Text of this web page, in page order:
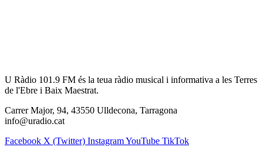
U Ràdio 101.9 FM és la teua ràdio musical i informativa a les Terres
de l'Ebre i Baix Maestrat.
Carrer Major, 94, 43550 Ulldecona, Tarragona
info@uradio.cat
Facebook X (Twitter) InstagramYouTube TikTok